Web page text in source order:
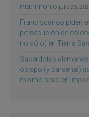
matrimonio julio 25,
Franciscanos piden
persecución de
no sólo) en Tierra
Sacerdotes
obispo (y cardenal)
mismo sexo en